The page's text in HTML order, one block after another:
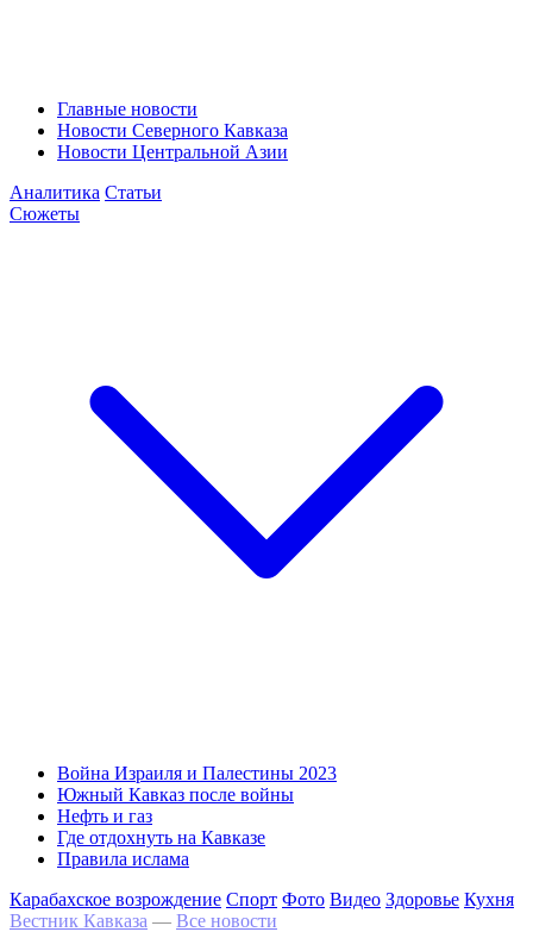
Главные новости
Новости Северного Кавказа
Новости Центральной Азии
Аналитика Статьи
Сюжеты
Война Израиля и Палестины 2023
Южный Кавказ после войны
Нефть и газ
Где отдохнуть на Кавказе
Правила ислама
Карабахское возрождение Спорт Фото Видео Здоровье Кухня
Вестник Кавказа — Все новости